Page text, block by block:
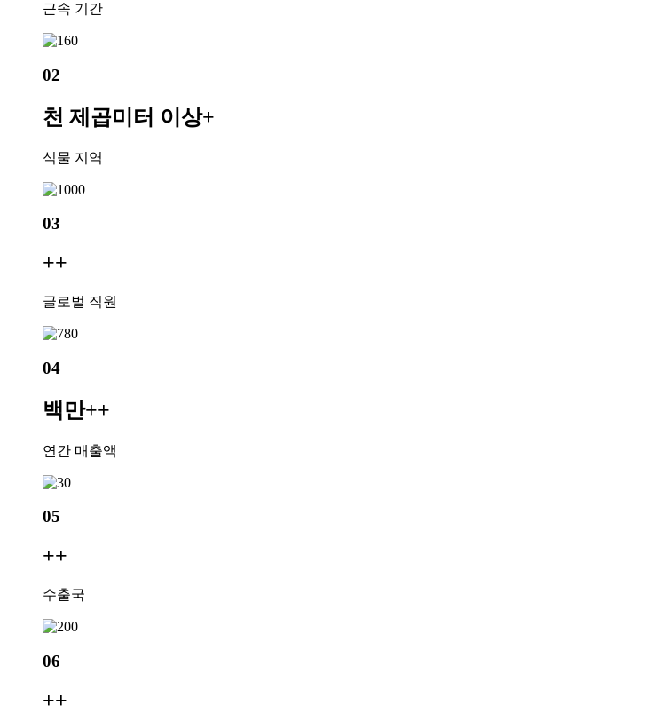
근속 기간
02
천 제곱미터 이상+
식물 지역
03
++
글로벌 직원
04
백만++
연간 매출액
05
++
수출국
06
++